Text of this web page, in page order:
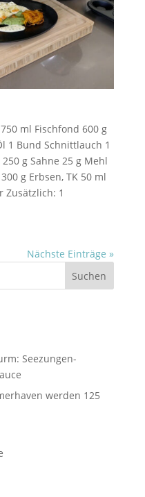
ml Fischfond 600 g
1 Bund Schnittlauch 1
g Sahne 25 g Mehl
g Erbsen, TK 50 ml
Zusätzlich: 1
Nächste Einträge »
Seezungen-
werden 125